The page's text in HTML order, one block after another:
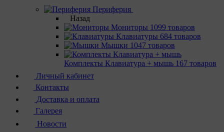
Периферия
Назад
Мониторы 1099 товаров
Клавиатуры 684 товаров
Мышки 1047 товаров
Комплекты Клавиатура + мышь 167 товаров
Личный кабинет
Контакты
Доставка и оплата
Галерея
Новости